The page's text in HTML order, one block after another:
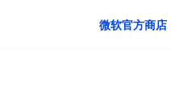
微软官方商店